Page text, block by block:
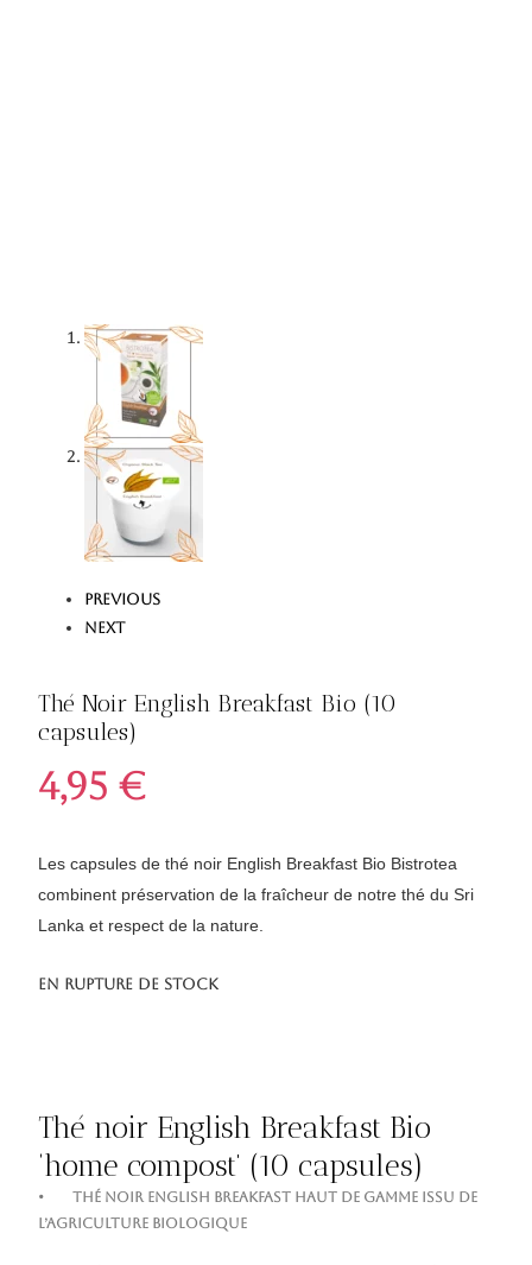
Previous
Next
Thé Noir English Breakfast Bio (10
capsules)
4,95€
Les capsules de thé noir English Breakfast Bio Bistrotea
combinent préservation de la fraîcheur de notre thé du Sri
Lanka et respect de la nature.
En rupture de stock
Thé noir English Breakfast Bio
‘home compost’ (10 capsules)
• Thé noir English Breakfast haut de gamme issu de
l’agriculture biologique